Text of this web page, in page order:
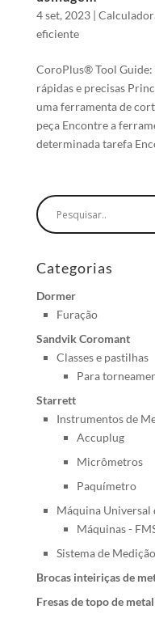
4 set, 2023|
eficiente
CoroPlus® Tool Guide:
rápidas e precisas
uma ferramenta de
peça Encontre a
determinada tarefa
Categorias
Dormer
Furação
Sandvik Coromant
Classes e pastilhas
Para
Starrett
Instrumentos de
Accuplug
Micrômetros
Paquímetro
Máquina Universal
Máquinas -
Sistema de
Brocas inteiriças de
Fresas de topo de